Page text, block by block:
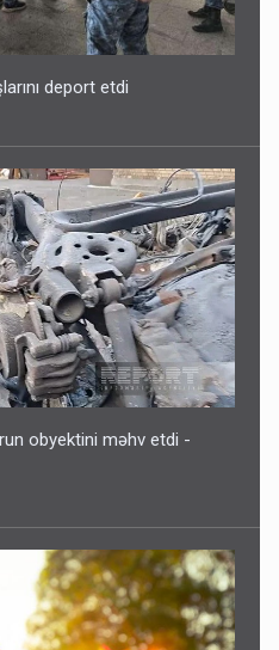
deport etdi
obyektini məhv etdi -